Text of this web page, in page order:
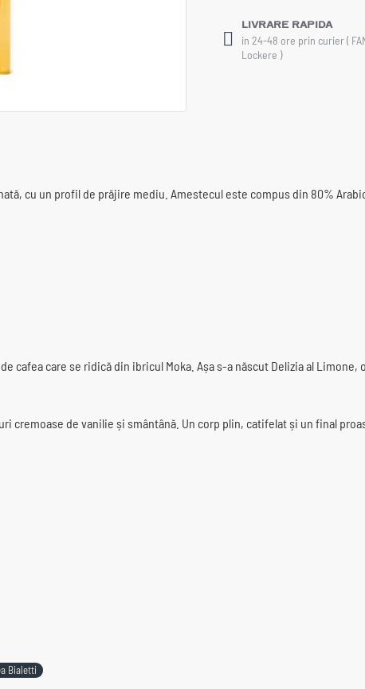
Livrare rapida
in 24-48 ore prin curier (
Lockere )
cu un profil de prăjire mediu. Amestecul este compus din 80%
cafea care se ridică din ibricul Moka. Așa s-a născut Delizia al Limone,
de vanilie și smântână. Un corp plin, catifelat și un final
Bialetti